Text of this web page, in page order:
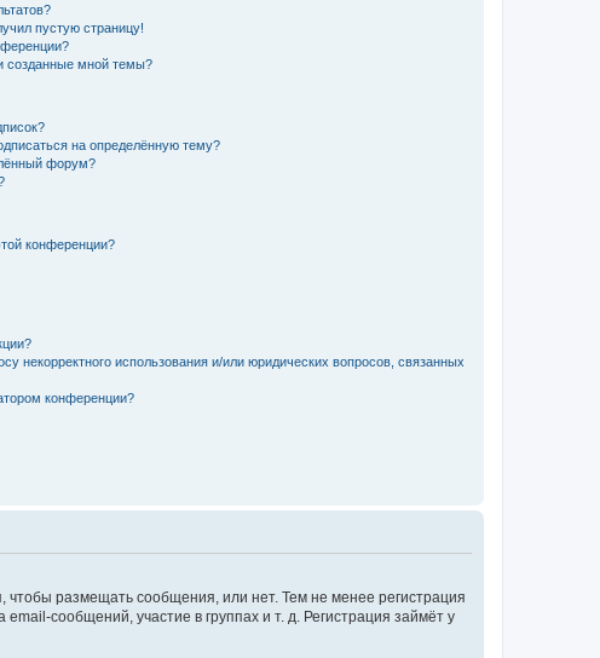
пустую страницу!
созданные мной темы?
на определённую тему?
форум?
конференции?
некорректного использования и/или юридических вопросов, связанных
конференции?
чтобы размещать сообщения, или нет. Тем не менее регистрация
сообщений, участие в группах и т. д. Регистрация займёт у